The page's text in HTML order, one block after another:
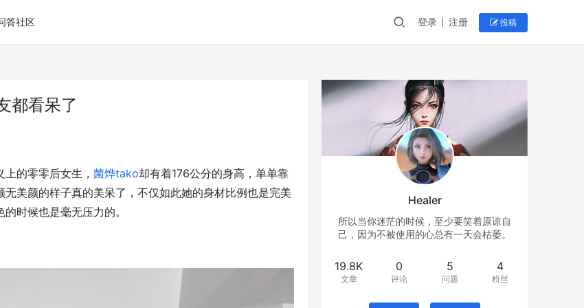
答社区 登录 注册 投稿
都看呆了
的零零后女生， 菌烨tako却有着176公分的身高，单单靠
美颜的样子真的美呆了，不仅如此她的身材比例也是完美
时候也是毫无压力的。
Healer
所以当你迷茫的时候，至少要笑着原谅自
己，因为不被使用的心总有一天会枯萎。
19.8K
文章
0
评论
5
问题
4
粉丝